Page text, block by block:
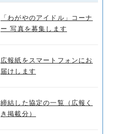
「わがやのアイドル」コーナ
ー 写真を募集します
広報紙をスマートフォンにお
届けします
締結した協定の一覧（広報く
き掲載分）